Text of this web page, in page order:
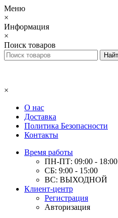
Меню
×
Информация
×
Поиск товаров
×
О нас
Доставка
Политика Безопасности
Контакты
Время работы
ПН-ПТ: 09:00 - 18:00
СБ: 9:00 - 15:00
ВС: ВЫХОДНОЙ
Клиент-центр
Регистрация
Авторизация